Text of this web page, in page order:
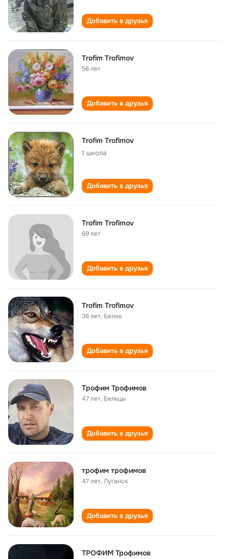
Добавить в друзья
Trofim Trofimov
56 лет
Добавить в друзья
Trofim Trofimov
1 школа
Добавить в друзья
Trofim Trofimov
69 лет
Добавить в друзья
Trofim Trofimov
36 лет, Белек
Добавить в друзья
Tрофим Трофимов
47 лет, Бельцы
Добавить в друзья
трофим трофимов
47 лет,Луганск
Добавить в друзья
ТРОФИМ Трофимов